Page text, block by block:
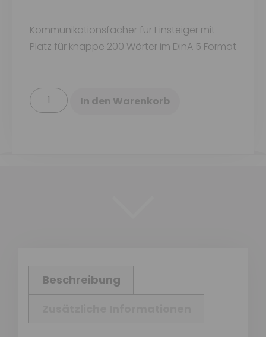
Kommunikationsfächer für Einsteiger mit
Platz für knappe 200 Wörter im DinA 5 Format
In den Warenkorb
Beschreibung